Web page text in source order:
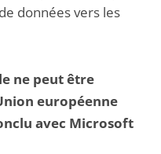
données vers les
ne peut être
européenne
avec Microsoft